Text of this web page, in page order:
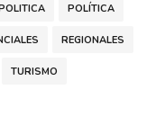
POLÍTICA
REGIONALES
TURISMO